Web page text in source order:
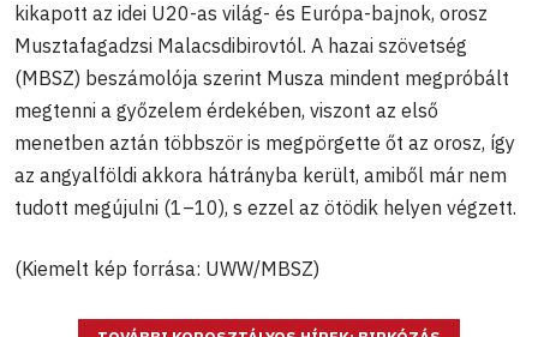
kikapott az idei U20-as világ- és Európa-bajnok, orosz
Musztafagadzsi Malacsdibirovtól. A hazai szövetség
(MBSZ) beszámolója szerint Musza mindent megpróbált
megtenni a győzelem érdekében, viszont az első
menetben aztán többször is megpörgette őt az orosz, így
az angyalföldi akkora hátrányba került, amiből már nem
tudott megújulni (1–10), s ezzel az ötödik helyen végzett.
(Kiemelt kép forrása: UWW/MBSZ)